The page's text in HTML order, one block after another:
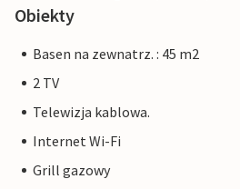
Obiekty
Basen na zewnatrz. : 45 m2
2 TV
Telewizja kablowa.
Internet Wi-Fi
Grill gazowy